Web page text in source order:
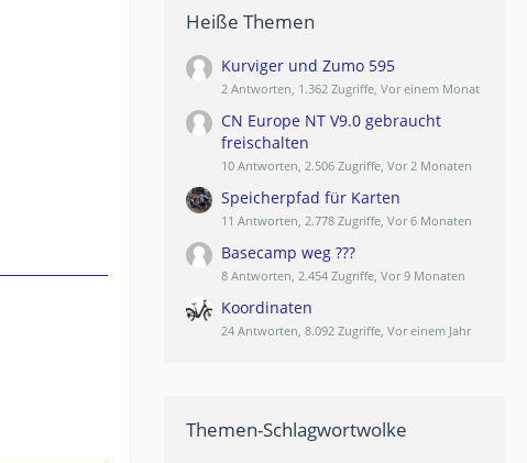
Heiße Themen
Kurviger und Zumo 595
2 Antworten, 1.362 Zugriffe, Vor einem Monat
CN Europe NT V9.0 gebraucht
freischalten
10 Antworten, 2.506 Zugriffe, Vor 2 Monaten
Speicherpfad für Karten
11 Antworten, 2.778 Zugriffe, Vor 6 Monaten
Basecamp weg ???
8 Antworten, 2.454 Zugriffe, Vor 9 Monaten
Koordinaten
24 Antworten, 8.092 Zugriffe, Vor einem Jahr
Themen-Schlagwortwolke